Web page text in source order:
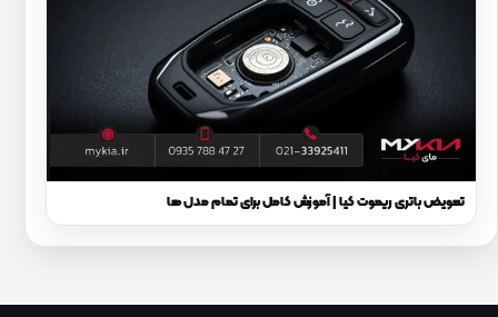
تعویض باتری ریموت کیا | آموزش کامل برای تمام مدل‌ ها